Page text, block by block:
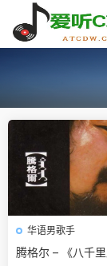
华语男歌手
腾格尔 – 《八千